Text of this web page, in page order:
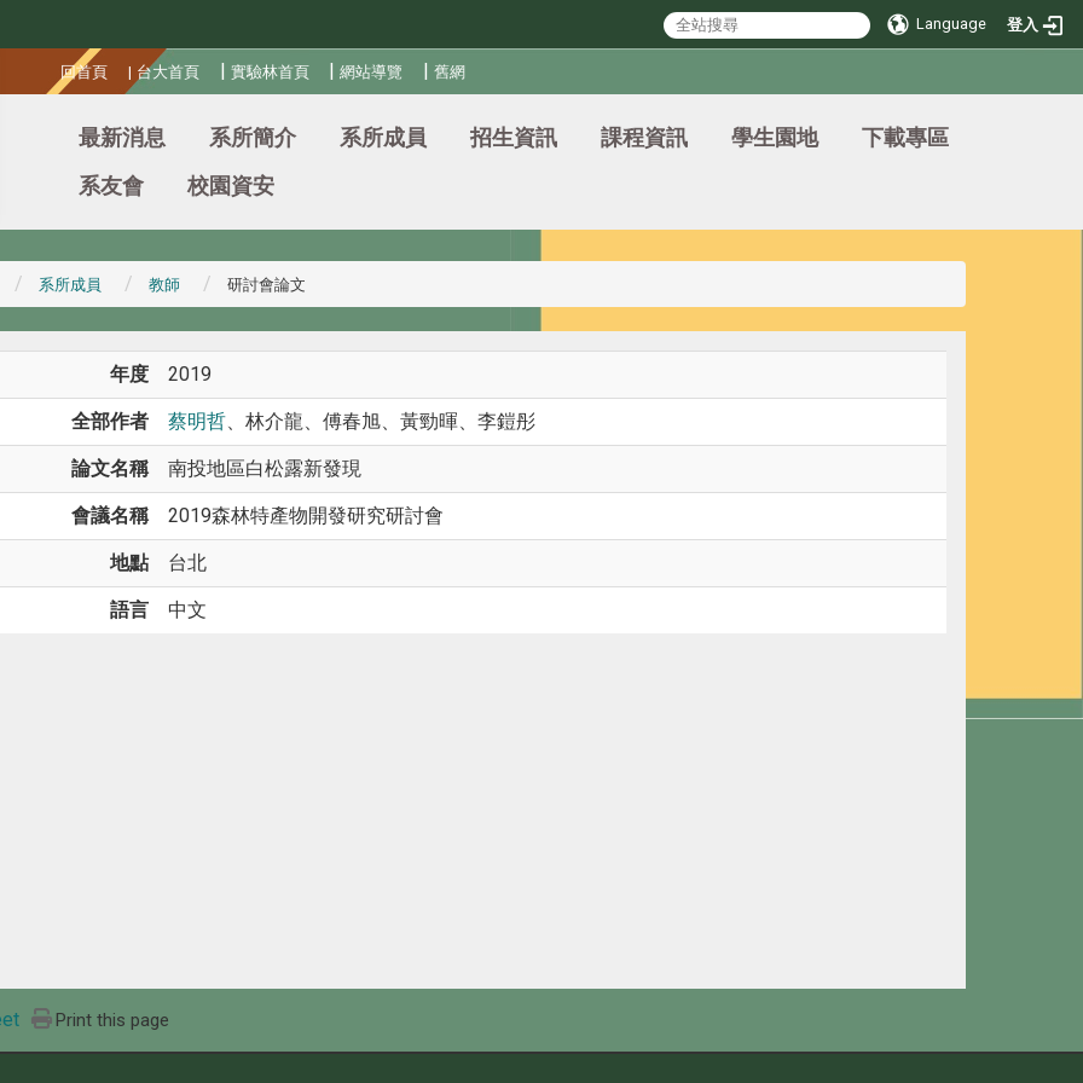
Language 登入
回首頁 | 台大首頁 | 實驗林首頁 |網站導覽 |舊網
最新消息 系所簡介 系所成員 招生資訊 課程資訊 學生園地
下載專區
系友會
校園資安
系所成員 教師 研討會論文
年度 2019
全部作者 蔡明哲、林介龍、傅春旭、黃勁暉、李鎧彤
論文名稱 南投地區白松露新發現
會議名稱 2019森林特產物開發研究研討會
地點 台北
語言 中文
Print this page